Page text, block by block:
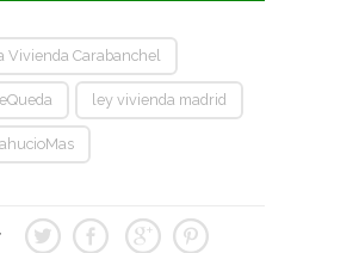
Vivienda Carabanchel
ley vivienda madrid